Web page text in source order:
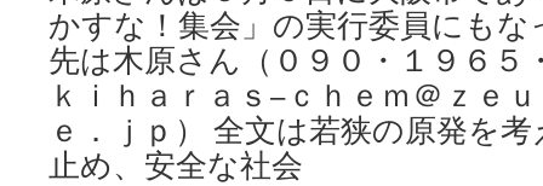
かすな！集会」の実行委員にも
先は木原さん（０９０・１９６５
ｋｉｈａｒａｓ−ｃｈｅｍ＠ｚｅ
ｅ．ｊｐ） 全文は若狭の原発を
止め、安全な社会